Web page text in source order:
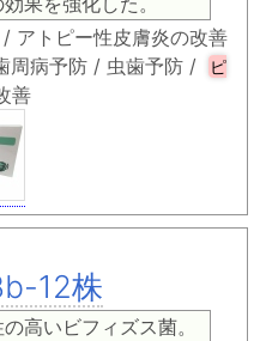
アトピー性皮膚炎の改善
周病予防 / 虫歯予防 /
ピ
善
12株
高いビフィズス菌。